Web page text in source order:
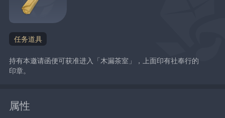
任务道具
持有本邀请函便可获准进入「木漏茶室」，上面印有社奉行的
印章。
属性